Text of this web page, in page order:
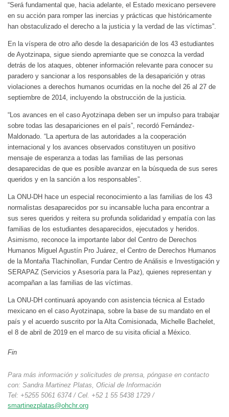
“Será fundamental que, hacia adelante, el Estado mexicano persevere
en su acción para romper las inercias y prácticas que históricamente
han obstaculizado el derecho a la justicia y la verdad de las víctimas”.
En la víspera de otro año desde la desaparición de los 43 estudiantes
de Ayotzinapa, sigue siendo apremiante que se conozca la verdad
detrás de los ataques, obtener información relevante para conocer su
paradero y sancionar a los responsables de la desaparición y otras
violaciones a derechos humanos ocurridas en la noche del 26 al 27 de
septiembre de 2014, incluyendo la obstrucción de la justicia.
“Los avances en el caso Ayotzinapa deben ser un impulso para trabajar
sobre todas las desapariciones en el país”, recordó Fernández-
Maldonado. “La apertura de las autoridades a la cooperación
internacional y los avances observados constituyen un positivo
mensaje de esperanza a todas las familias de las personas
desaparecidas de que es posible avanzar en la búsqueda de sus seres
queridos y en la sanción a los responsables”.
La ONU-DH hace un especial reconocimiento a las familias de los 43
normalistas desaparecidos por su incansable lucha para encontrar a
sus seres queridos y reitera su profunda solidaridad y empatía con las
familias de los estudiantes desaparecidos, ejecutados y heridos.
Asimismo, reconoce la importante labor del Centro de Derechos
Humanos Miguel Agustín Pro Juárez, el Centro de Derechos Humanos
de la Montaña Tlachinollan, Fundar Centro de Análisis e Investigación y
SERAPAZ (Servicios y Asesoría para la Paz), quienes representan y
acompañan a las familias de las víctimas.
La ONU-DH continuará apoyando con asistencia técnica al Estado
mexicano en el caso Ayotzinapa, sobre la base de su mandato en el
país y el acuerdo suscrito por la Alta Comisionada, Michelle Bachelet,
el 8 de abril de 2019 en el marco de su visita oficial a México.
Fin
Para más información y solicitudes de prensa, póngase en contacto
con: Sandra Martinez Platas, Oficial de Información
Tel: +5255 5061 6374 / Cel. +52 1 55 5438 1729 /
smartinezplatas@ohchr.org